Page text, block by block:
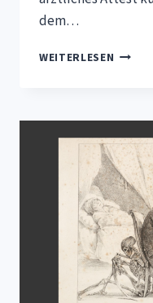
dem…
WEITERLESEN